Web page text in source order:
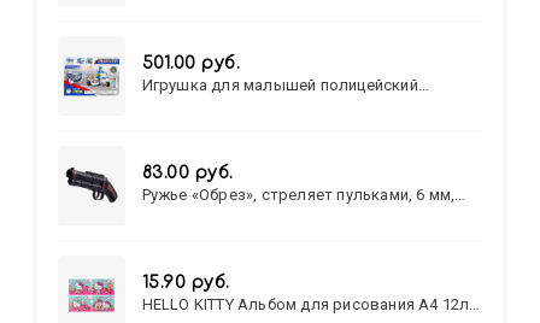
501.00 руб.
Игрушка для малышей полицейский
83.00 руб.
Ружье «Обрез», стреляет пульками, 6 мм,
15.90 руб.
HELLO KITTY Альбом для рисования А4 12л.